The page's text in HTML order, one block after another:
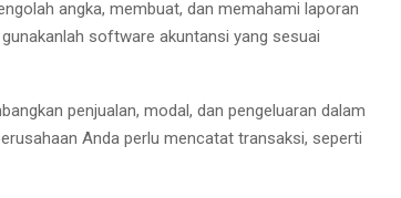
angka, membuat, dan memahami laporan
software akuntansi yang sesuai
penjualan, modal, dan pengeluaran dalam
Anda perlu mencatat transaksi, seperti